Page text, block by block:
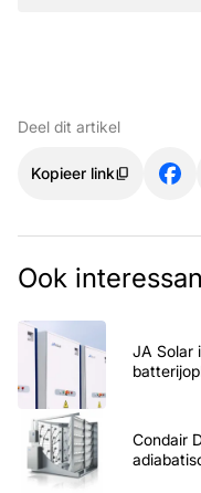
Deel dit artikel
Kopieer link
Ook
JA Solar
Condair